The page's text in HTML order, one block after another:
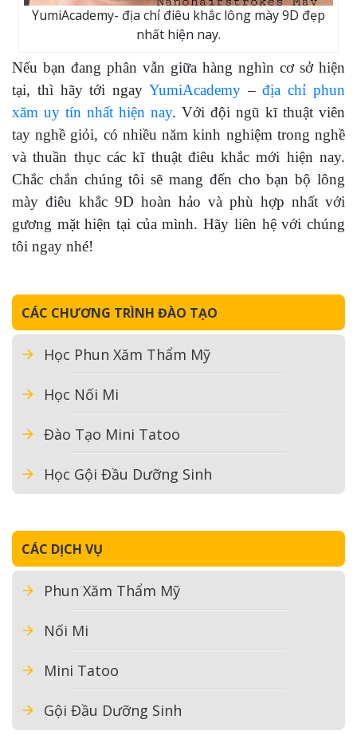
YumiAcademy- địa chỉ điêu khắc lông mày 9D đẹp
nhất hiện nay.
Nếu bạn đang phân vẫn giữa hàng nghìn cơ sở hiện
tại, thì hãy tới ngay YumiAcademy–địa chỉ phun
xăm uy tín nhất hiện nay. Với đội ngũ kĩ thuật viên
tay nghề giỏi, có nhiều năm kinh nghiệm trong nghề
và thuần thục các kĩ thuật điêu khắc mới hiện nay.
Chắc chắn chúng tôi sẽ mang đến cho bạn bộ lông
mày điêu khắc 9D hoàn hảo và phù hợp nhất với
gương mặt hiện tại của mình. Hãy liên hệ với chúng
tôi ngay nhé!
CÁC CHƯƠNG TRÌNH ĐÀO TẠO
Học Phun Xăm Thẩm Mỹ
Học Nối Mi
Đào Tạo Mini Tatoo
Học Gội Đầu Dưỡng Sinh
CÁC DỊCH VỤ
Phun Xăm Thẩm Mỹ
Nối Mi
Mini Tatoo
Gội Đầu Dưỡng Sinh